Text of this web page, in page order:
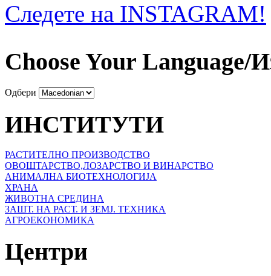
Следете на INSTAGRAM!
Choose Your Language/
Одбери
ИНСТИТУТИ
РАСТИТЕЛНО ПРОИЗВОДСТВО
ОВОШТАРСТВО,ЛОЗАРСТВО И ВИНАРСТВО
АНИМАЛНА БИОТЕХНОЛОГИЈА
ХРАНА
ЖИВОТНА СРЕДИНА
ЗАШТ. НА РАСТ. И ЗЕМЈ. ТЕХНИКА
АГРОЕКОНОМИКА
Центри